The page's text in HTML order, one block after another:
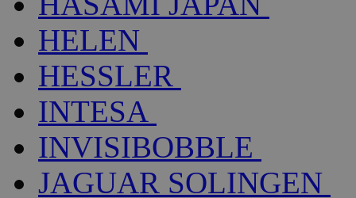
HELEN
HESSLER
INTESA
INVISIBOBBLE
JAGUAR SOLINGEN